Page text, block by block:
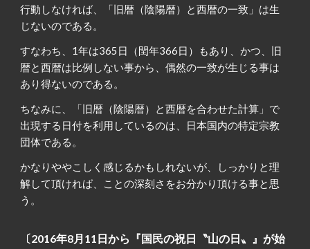
行動しなければ、「旧暦（陰陽暦）と西暦の一致」は生
じないのである。
すなわち、1年は365日（閏年366日）もあり、かつ、旧
暦と西暦は比例しない事から、偶然の一致が生じる事は
あり得ないのである。
ちなみに、「旧暦（陰陽暦）と西暦を合わせた計算」で
出現する日付を利用しているのは、日本国内の特定宗教
団体である。
かなりややこしく感じるかもしれないが、しっかりと理
解して頂ければ、ことの深刻さをお分かり頂ける事と思
う。
〔2016年8月11日から『国民の祝日〝山の日〟』が始